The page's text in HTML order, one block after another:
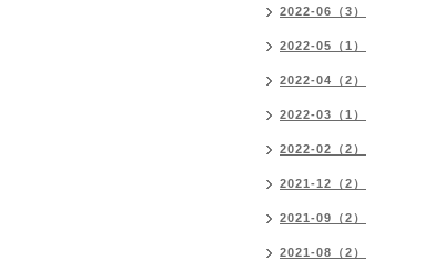
2022-06（3）
2022-05（1）
2022-04（2）
2022-03（1）
2022-02（2）
2021-12（2）
2021-09（2）
2021-08（2）